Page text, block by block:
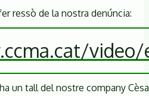
ressò de la nostra denúncia:
video/
un tall del nostre company